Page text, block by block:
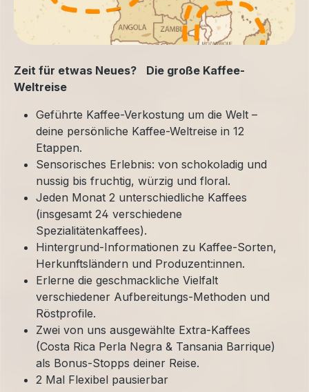
Zeit für etwas Neues? Die große Kaffee-
Weltreise
Geführte Kaffee-Verkostung um die Welt –
deine persönliche Kaffee-Weltreise in 12
Etappen.
Sensorisches Erlebnis: von schokoladig und
nussig bis fruchtig, würzig und floral.
Jeden Monat 2 unterschiedliche Kaffees
(insgesamt 24 verschiedene
Spezialitätenkaffees).
Hintergrund-Informationen zu Kaffee-Sorten,
Herkunftsländern und Produzent:innen.
Erlerne die geschmackliche Vielfalt
verschiedener Aufbereitungs-Methoden und
Röstprofile.
Zwei von uns ausgewählte Extra-Kaffees
(Costa Rica Perla Negra & Tansania Barrique)
als Bonus-Stopps deiner Reise.
2 Mal Flexibel pausierbar